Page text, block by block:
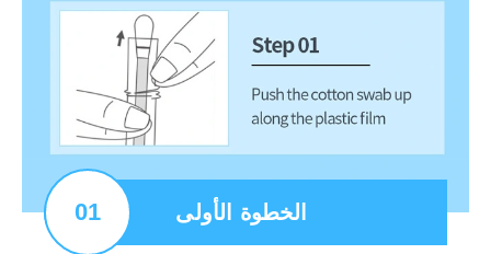
01 الخطوة الأولى